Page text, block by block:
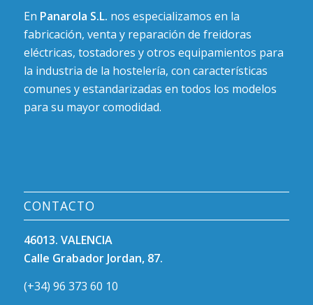
En Panarola S.L. nos especializamos en la
fabricación, venta y reparación de freidoras
eléctricas, tostadores y otros equipamientos para
la industria de la hostelería, con características
comunes y estandarizadas en todos los modelos
para su mayor comodidad.
CONTACTO
46013. VALENCIA
Calle Grabador Jordan, 87.
(+34) 96 373 60 10